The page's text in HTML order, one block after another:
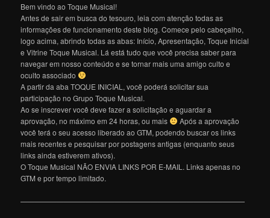
Bem vindo ao Toque Musical!
Antes de sair em busca do tesouro, leia com atenção todas as
informações de funcionamento deste blog. Comece pelo cabeçalho,
logo acima, abrindo todas as abas: Início, Apresentação, Toque Inicial
e Vitrine Toque Musical. Lá está tudo que você precisa saber para
navegar em nosso conteúdo e se tornar mais uma amigo culto e
oculto associado
A partir da aba TOQUE INICIAL, você poderá solicitar sua
participação no Grupo Toque Musical.
Ao se inscrever você deve fazer a solicitação e aguardar a
aprovação, no máximo em 24 horas, ou mais
Após a aprovação
você terá o seu acesso liberado ao GTM, podendo buscar os links
mais recentes e pesquisar por postagens antigas (enquanto seus
links ainda estiverem ativos).
O Toque Musical NÃO ENVIA LINKS POR E-MAIL. Links apenas no
GTM e por tempo limitado.
———————————————————————————————